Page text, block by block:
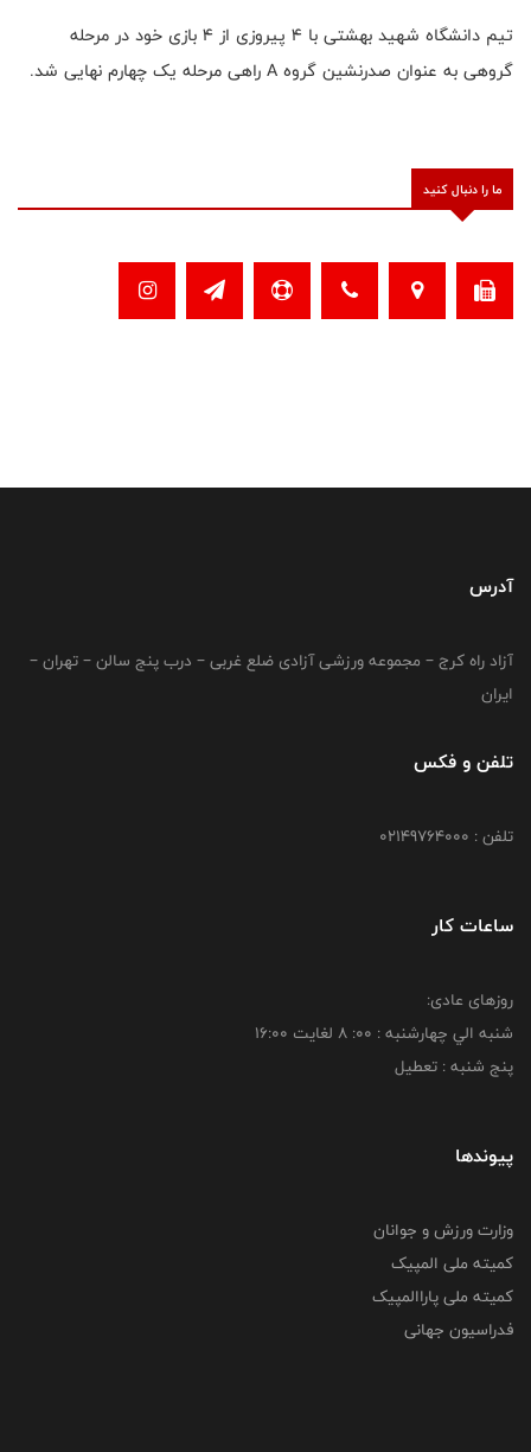
تیم دانشگاه شهید بهشتی با ۴ پیروزی از ۴ بازی خود در مرحله
گروهی به عنوان صدرنشین گروه A راهی مرحله یک چهارم نهایی شد.
ما را دنبال کنید
آدرس
آزاد راه کرج – مجموعه ورزشی آزادی ضلع غربی – درب پنج سالن – تهران –
ایران
تلفن و فکس
تلفن : 02149764000
ساعات کار
روزهای عادی:
شنبه الي چهارشنبه : 00: 8 لغايت 16:00
پنج شنبه : تعطیل
پیوندها
وزارت ورزش و جوانان
کمیته ملی المپیک
کمیته ملی پاراالمپیک
فدراسیون جهانی